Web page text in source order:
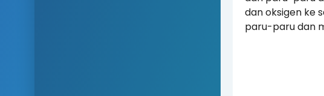
dan oksigen ke
paru-paru dan